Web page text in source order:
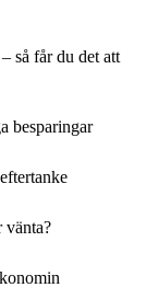
så får du det att
besparingar
vänta?